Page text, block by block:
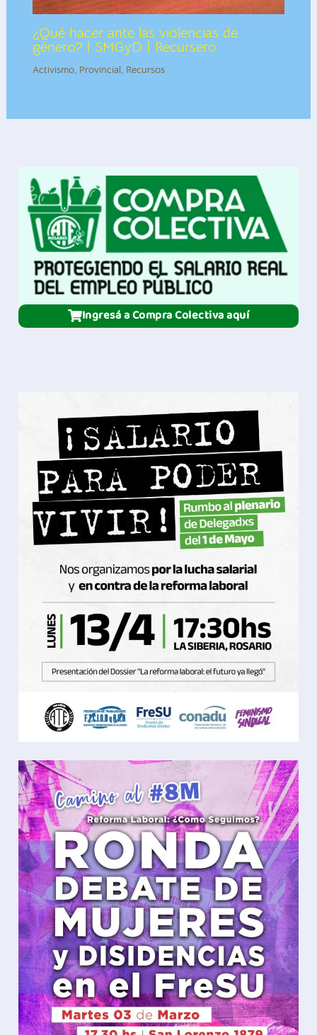
¿Qué hacer ante las violencias de
género? | SMGyD | Recursero
Activismo, Provincial Recursos
Ingresá a Compra Colectiva aquí